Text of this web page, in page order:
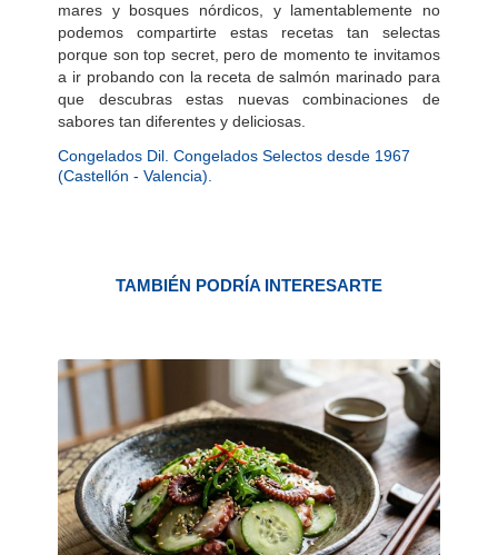
mares y bosques nórdicos, y lamentablemente no
podemos compartirte estas recetas tan selectas
porque son top secret, pero de momento te invitamos
a ir probando con la receta de salmón marinado para
que descubras estas nuevas combinaciones de
sabores tan diferentes y deliciosas.
Congelados Dil. Congelados Selectos desde 1967
(Castellón - Valencia).
TAMBIÉN PODRÍA INTERESARTE